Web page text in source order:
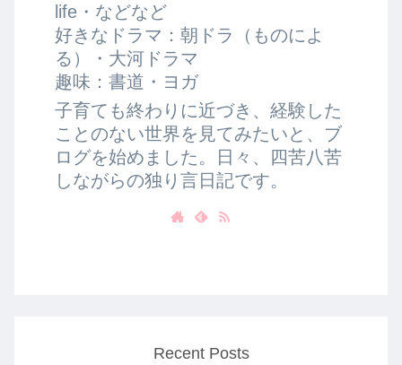
life・などなど
好きなドラマ：朝ドラ（ものによ
る）・大河ドラマ
趣味：書道・ヨガ
子育ても終わりに近づき、経験した
ことのない世界を見てみたいと、ブ
ログを始めました。日々、四苦八苦
しながらの独り言日記です。
Recent Posts